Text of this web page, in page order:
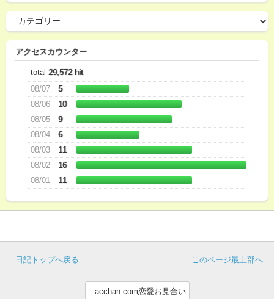
アクセスカウンター
total 29,572 hit
08/07
5
08/06
10
08/05
9
08/04
6
08/03
11
08/02
16
08/01
11
このページ最上部へ
日記トップへ戻る